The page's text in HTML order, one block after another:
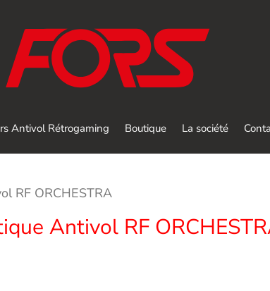
Antivol Rétrogaming Boutique La société
RF ORCHESTRA
Antivol RF